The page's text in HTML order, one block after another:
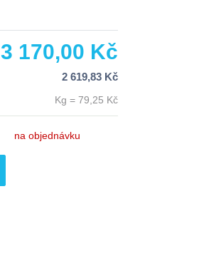
3 170,00 Kč
2 619,83 Kč
Kg = 79,25 Kč
na objednávku